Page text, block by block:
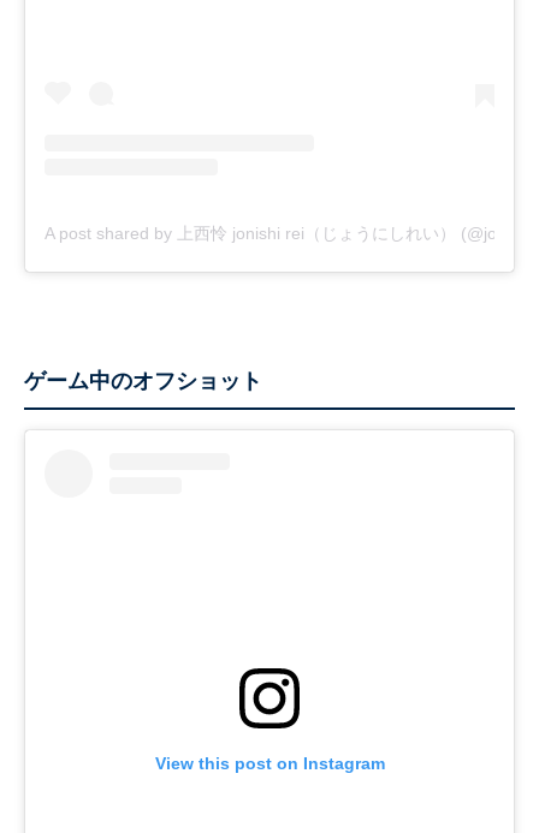
A post shared by 上西怜 jonishi rei（じょうにしれい）
ゲーム中のオフショット
View this post on Instagram